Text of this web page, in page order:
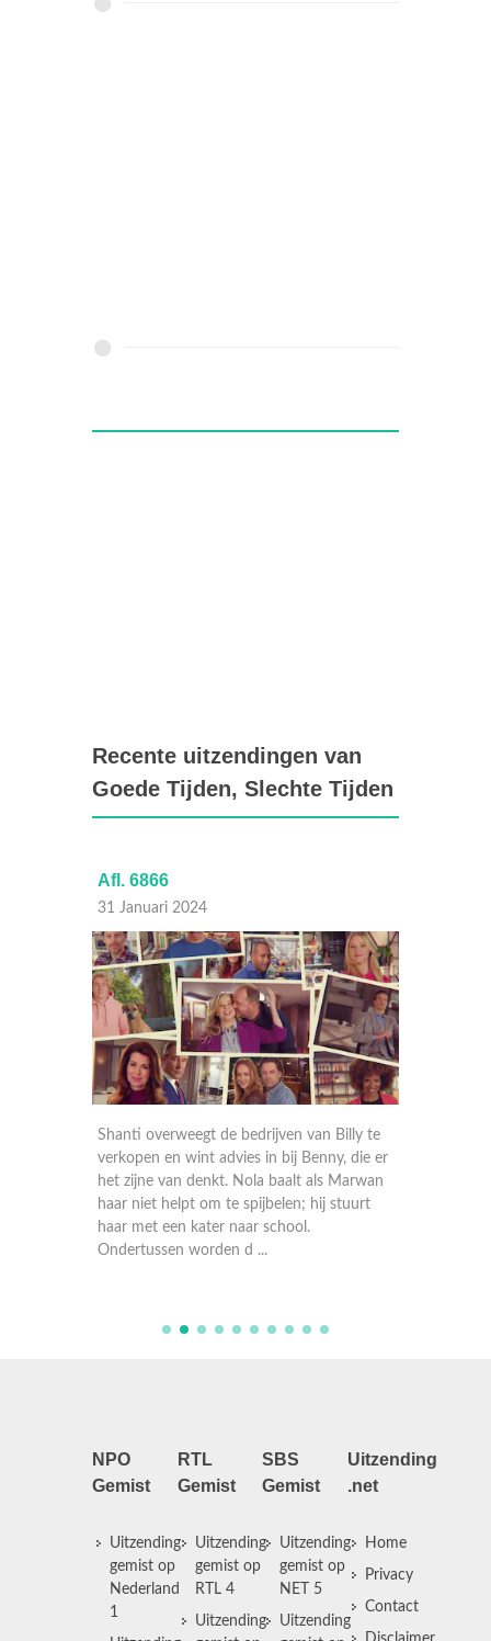
Recente uitzendingen van
Goede Tijden, Slechte Tijden
Afl. 6866
31 Januari 2024
Shanti overweegt de bedrijven van Billy te
verkopen en wint advies in bij Benny, die er
het zijne van denkt. Nola baalt als Marwan
haar niet helpt om te spijbelen; hij stuurt
haar met een kater naar school.
Ondertussen worden d ...
NPO
Gemist
Uitzending
gemist op
Nederland
1
RTL
Gemist
Uitzending
gemist op
RTL 4
Uitzending
SBS
Gemist
Uitzending
gemist op
NET 5
Uitzending
Uitzending
.net
Home
Privacy
Contact